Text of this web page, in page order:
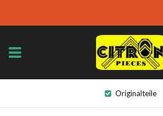
Originalteile